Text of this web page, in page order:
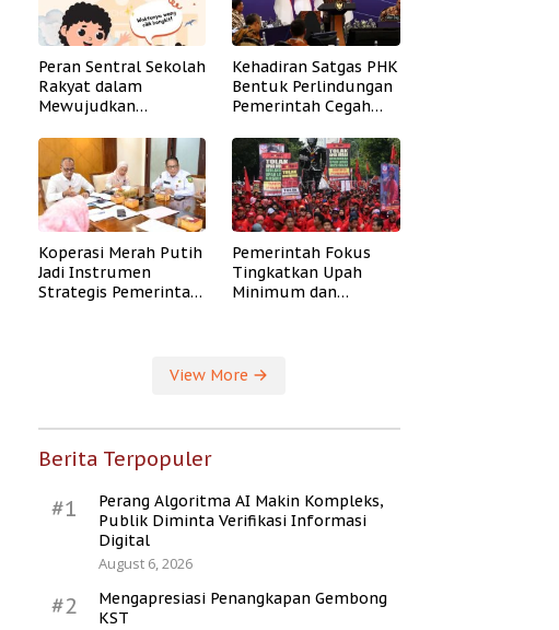
Peran Sentral Sekolah
Rakyat dalam
Mewujudkan
Kehadiran Satgas PHK
Bentuk Perlindungan
Pemerintah Cegah
Koperasi Merah Putih
Jadi Instrumen
Strategis Pemerintah
Pemerintah Fokus
Tingkatkan Upah
Minimum dan
View More
Berita Terpopuler
#1
Perang Algoritma AI Makin Kompleks,
Publik Diminta Verifikasi Informasi
Digital
August 6, 2026
#2
Mengapresiasi Penangkapan Gembong
KST